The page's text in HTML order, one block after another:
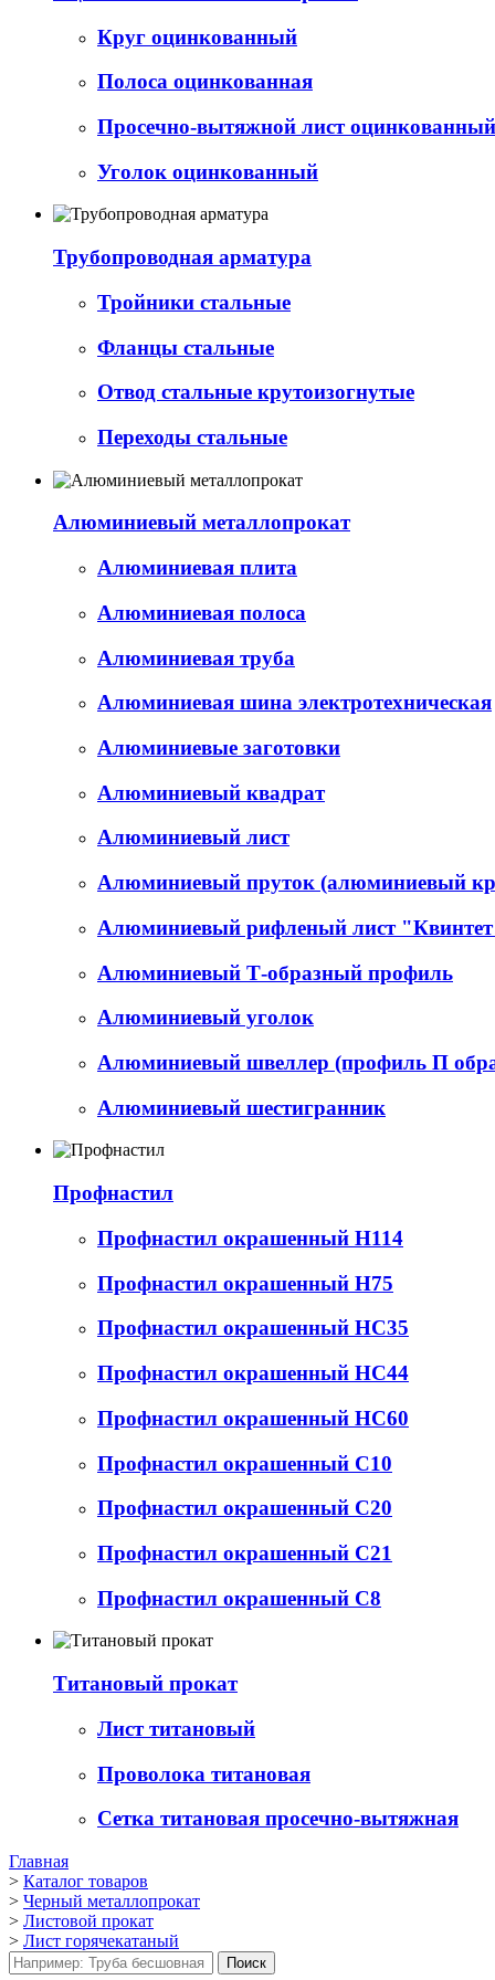
Круг оцинкованный
Полоса оцинкованная
Просечно-вытяжной лист
Уголок оцинкованный
Трубопроводная арматура
Тройники стальные
Фланцы стальные
Отвод стальные крутоизогнутые
Переходы стальные
Алюминиевый металлопрокат
Алюминиевая плита
Алюминиевая полоса
Алюминиевая труба
Алюминиевая шина электротехническая
Алюминиевые заготовки
Алюминиевый квадрат
Алюминиевый лист
Алюминиевый пруток (алюминиевый
Алюминиевый рифленый лист
Алюминиевый Т-образный профиль
Алюминиевый уголок
Алюминиевый швеллер (профиль П
Алюминиевый шестигранник
Профнастил
Профнастил окрашенный Н114
Профнастил окрашенный Н75
Профнастил окрашенный НС35
Профнастил окрашенный НС44
Профнастил окрашенный НС60
Профнастил окрашенный С10
Профнастил окрашенный С20
Профнастил окрашенный С21
Профнастил окрашенный С8
Титановый прокат
Лист титановый
Проволока титановая
Сетка титановая просечно-вытяжная
Главная
> Каталог товаров
> Черный металлопрокат
> Листовой прокат
> Лист горячекатаный